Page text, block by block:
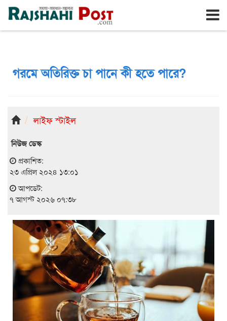
রাজশাহী শুক্রবার, ৭ই আগস্ট ২০২৬, ২৪শে শ্রাবণ ১৪৩৩
গরমে অতিরিক্ত চা পানে কী হতে পারে?
লাইফ স্টাইল
নিউজ ডেস্ক
প্রকাশিত:
২৩ এপ্রিল ২০২৪ ১৩:০১
আপডেট:
৭ আগস্ট ২০২৬ ০৭:৩৮